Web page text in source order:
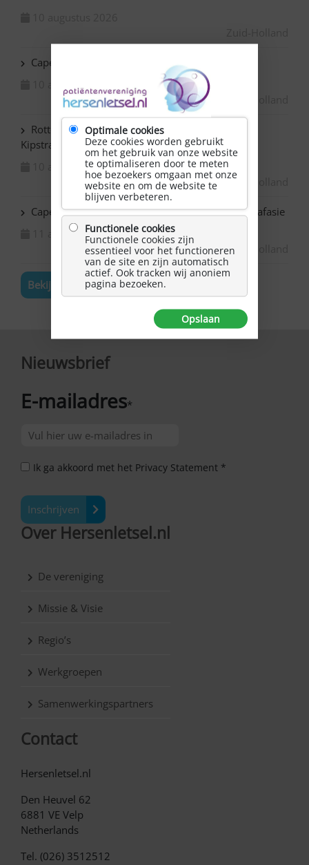
Capelle ad IJssel Beemsterhoek – Klaverjassen
10 augustus 2026
Rotterdam Centrum – NAH bijeenkomst in de
Kipstraat
10 augustus 2026
Zuid-Holland
Capelle ad IJssel Bazuin – Schilderen met NAH / afasie
11 augustus 2026
Zuid-Holland
Bekijk de volledige agenda
Nieuwsbrief
E-mailadres*
Ik ga akkoord met het Privacy Statement *
Inschrijven
Over Hersenletsel.nl
De vereniging
Missie & Visie
Regio’s
Werkgroepen
Samenwerkingspartners
Contact
Hersenletsel.nl
Den Heuvel 62
6881 VE Velp
Netherlands
Tel. (026) 3512512
Optimale cookies
Deze cookies worden gebruikt
om het gebruik van onze website
te optimaliseren door te meten
hoe bezoekers omgaan met onze
website en om de website te
blijven verbeteren.
Functionele cookies
Functionele cookies zijn
essentieel voor het functioneren
van de site en zijn automatisch
actief. Ook tracken wij anoniem
pagina bezoeken.
Opslaan